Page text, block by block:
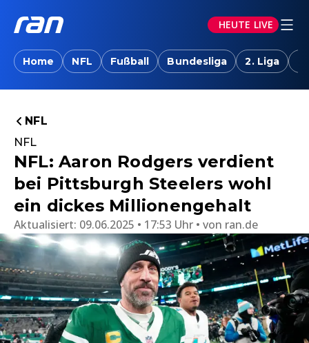
HEUTE LIVE
Home NFL Fußball Bundesliga 2. Liga
NFL
NFL
NFL: Aaron Rodgers verdient
bei Pittsburgh Steelers wohl
ein dickes Millionengehalt
Aktualisiert: 09.06.2025 • 17:53 Uhr von ran.de